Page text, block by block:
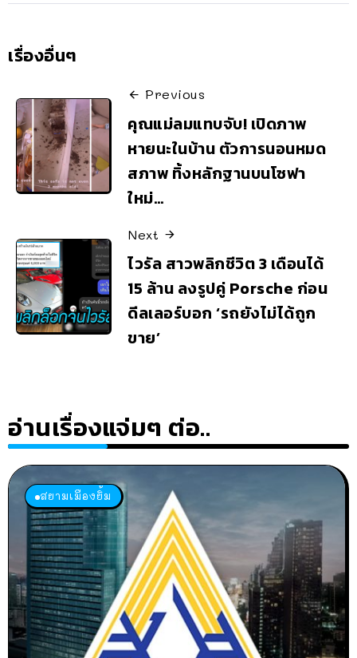
เรื่องอื่นๆ
Previous
คุณแม่ลมแทบจับ! เปิดภาพ
หายนะในบ้าน ตัวการนอนหมด
สภาพ ทิ้งหลักฐานบนโซฟา
ใหม่…
Next
ไวรัล สาวพลิกชีวิต 3 เดือนได้
15 ล้าน ลงรูปคู่ Porsche ก่อน
ดีลเลอร์บอก ‘รถยังไม่ได้ถูก
ขาย’
อ่านเรื่องแจ่มๆ ต่อ..
สยามเมืองยิ้ม